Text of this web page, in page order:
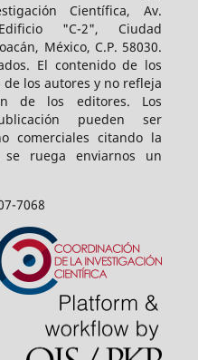
Científica, Av.
"C-2", Ciudad
México, C.P. 58030.
El contenido de los
los autores y no refleja
de los editores. Los
pueden ser
comerciales citando la
ruega enviarnos un
7068